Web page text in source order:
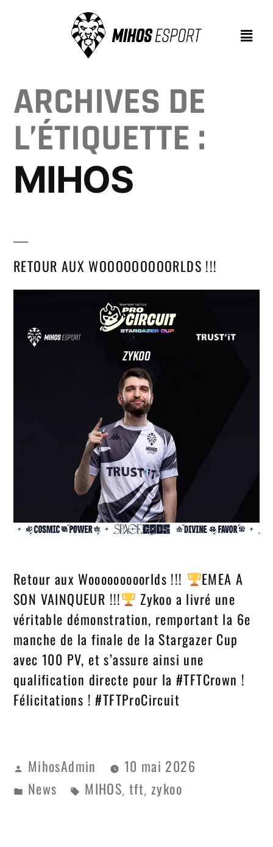
ARCHIVES DE
L’ÉTIQUETTE :
MIHOS
RETOUR AUX WOOOOOOOOORLDS !!!
Retour aux Wooooooooorlds !!!
EMEA A
SON VAINQUEUR !!!
Zykoo a livré une
véritable démonstration, remportant la 6e
manche de la finale de la Stargazer Cup
avec 100 PV, et s’assure ainsi une
qualification directe pour la #TFTCrown !
Félicitations ! #TFTProCircuit
MihosAdmin
10 mai 2026
News
MIHOS,tft,zykoo